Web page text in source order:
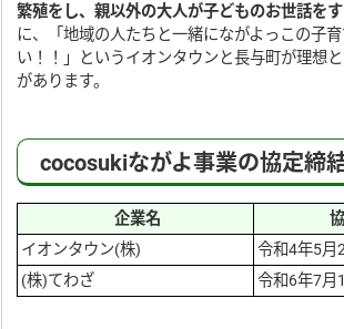
繁殖をし、親以外の大人が子どものお世話をす
に、「地域の人たちと一緒にながよっこの子
い！！」というイオンタウンと長与町が理想
があります。
cocosukiながよ事業の協定締
企業名
イオンタウン(株)
令和4年5月
(株)てわざ
令和6年7月